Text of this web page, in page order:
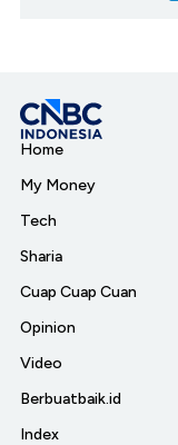
Home
My Money
Tech
Sharia
Cuap Cuap Cuan
Opinion
Video
Berbuatbaik.id
Index